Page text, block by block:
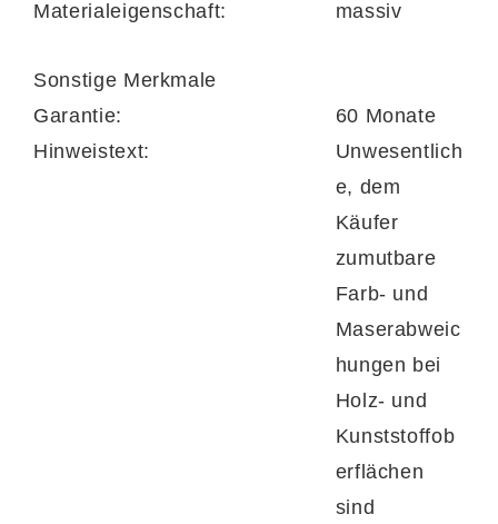
Materialeigenschaft:
massiv
Sonstige Merkmale
Garantie:
60 Monate
Hinweistext:
Unwesentlich
e, dem
Käufer
zumutbare
Farb- und
Maserabweic
hungen bei
Holz- und
Kunststoffob
erflächen
sind